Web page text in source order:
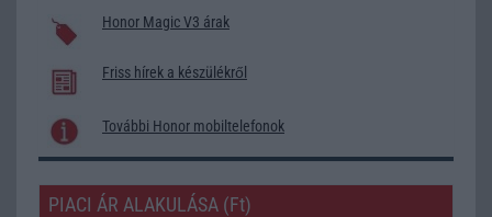
Honor Magic V3 árak
Friss hírek a készülékről
További Honor mobiltelefonok
PIACI ÁR ALAKULÁSA (Ft)